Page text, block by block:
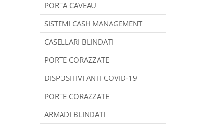
PORTA CAVEAU
SISTEMI CASH MANAGEMENT
CASELLARI BLINDATI
PORTE CORAZZATE
DISPOSITIVI ANTI COVID-19
PORTE CORAZZATE
ARMADI BLINDATI